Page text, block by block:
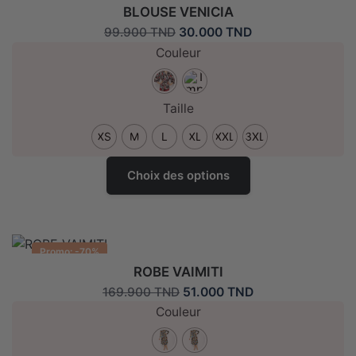
BLOUSE VENICIA
99.900TND Le
prix
initial
était :
99.900 TND.
30.000 TNDLe
Couleur
Taille
XS M L XL XXL 3XL
Choix des options
Ce
peuvent
Promo: -70%
ROBE VAIMITI
169.900TND Le
prix
initial
était :
51.000 TNDLe
Couleur